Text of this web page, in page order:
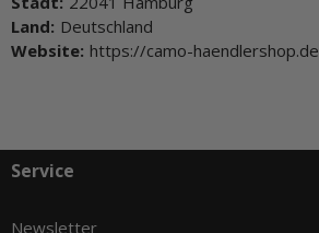
Land: Deutschland
Website: https://camo-haendlershop.de
Service
Newsletter